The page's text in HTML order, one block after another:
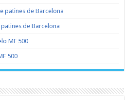
patines de Barcelona
de Barcelona
MF 500
500